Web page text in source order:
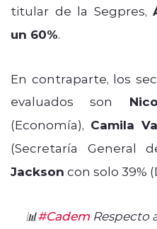
titular de la Segpres,
un 60%.
En contraparte, los
evaluados son
(Economía), Camila
(Secretaría General
Jackson con solo 39%
📊#CademRespecto